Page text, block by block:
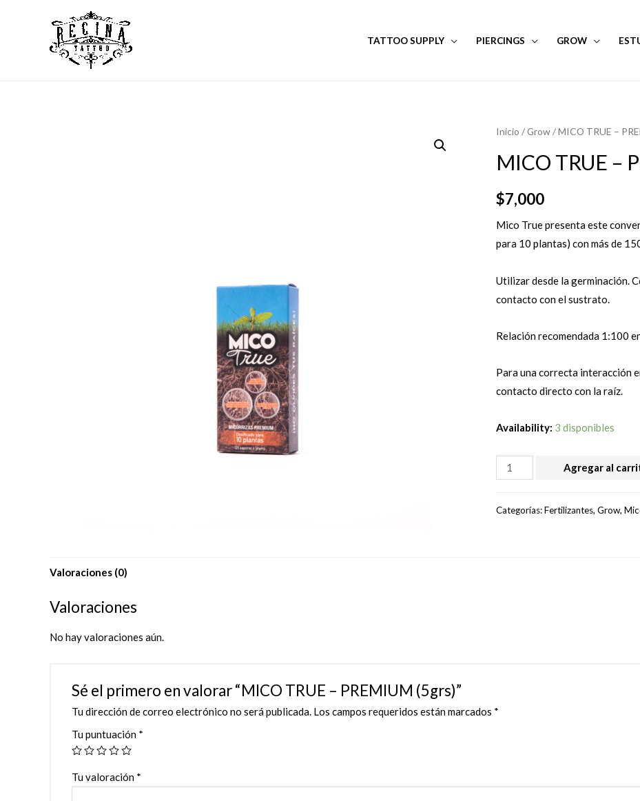
TATTOO SUPPLY PIERCINGS GROW
Inicio /Grow/ MICO TRUE –
MICO TRUE –
$7,000
Mico True presenta este
para 10 plantas) con más de
Utilizar desde la germinación.
contacto con el sustrato.
Relación recomendada 1:100
Para una correcta interacción
contacto directo con la raíz.
Availability: 3 disponibles
MICO
TRUE
Agregar al
Categorías:Fertilizantes, Grow,
Valoraciones (0)
Valoraciones
No hay valoraciones aún.
Sé el primero en valorar “MICO TRUE – PREMIUM (5grs)”
Tu dirección de correo electrónico no será publicada. Los campos requeridos están marcados *
Tu puntuación *
Tu valoración *